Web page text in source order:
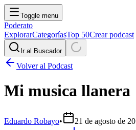
Toggle menu
Poderato
ExplorarCategoríasTop 50Crear podcast
Ir al Buscador
Volver al Podcast
Mi musica llanera
Eduardo Robayo• 21 de agosto de